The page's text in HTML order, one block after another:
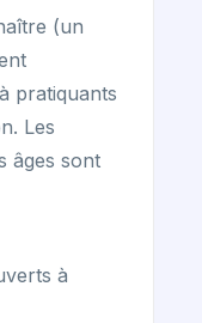
(un
pratiquants
Les
âges sont
à